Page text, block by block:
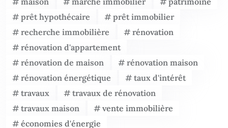
prêt hypothécaire
prêt immobilier
recherche immobilière
rénovation
rénovation d'appartement
rénovation de maison
rénovation maison
rénovation énergétique
taux d'intérêt
travaux
travaux de rénovation
travaux maison
vente immobilière
économies d'énergie